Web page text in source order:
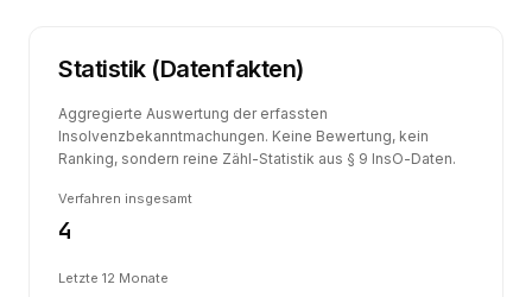
Statistik (Datenfakten)
Aggregierte Auswertung der erfassten
Insolvenzbekanntmachungen. Keine Bewertung, kein
Ranking, sondern reine Zähl-Statistik aus § 9 InsO-Daten.
Verfahren insgesamt
4
Letzte 12 Monate